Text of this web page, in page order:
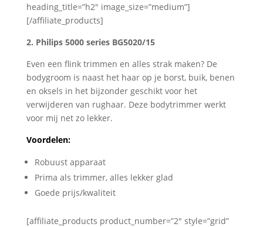
heading_title=”h2″ image_size=”medium”]
[/affiliate_products]
2. Philips 5000 series BG5020/15
Even een flink trimmen en alles strak maken? De
bodygroom is naast het haar op je borst, buik, benen
en oksels in het bijzonder geschikt voor het
verwijderen van rughaar. Deze bodytrimmer werkt
voor mij net zo lekker.
Voordelen:
Robuust apparaat
Prima als trimmer, alles lekker glad
Goede prijs/kwaliteit
[affiliate_products product_number=”2″ style=”grid”